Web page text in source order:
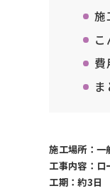
施
費
ま
施工場所：一
工事内容：ロ
工期：約3日